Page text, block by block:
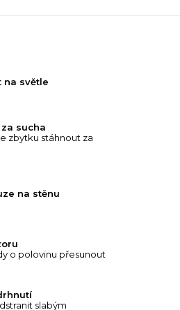
na světle
sucha
zbytku stáhnout za
na stěnu
o polovinu přesunout
slabým